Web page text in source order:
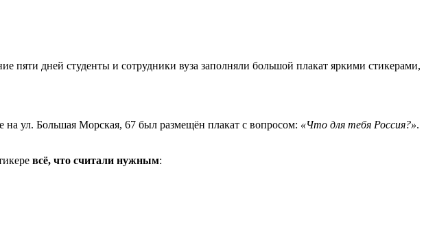
пяти дней студенты и сотрудники вуза заполняли большой плакат яркими стикерами,
на ул. Большая Морская, 67 был размещён плакат с вопросом: «Что для тебя Россия?».
всё, что считали нужным: